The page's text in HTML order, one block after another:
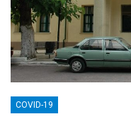
COVID-19